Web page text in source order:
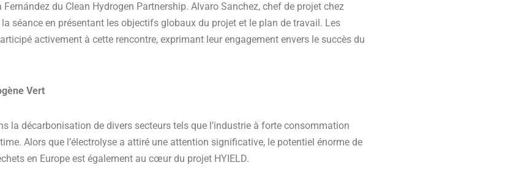
du Clean Hydrogen Partnership. Alvaro Sanchez, chef de projet chez
séance en présentant les objectifs globaux du projet et le plan de travail. Les
activement à cette rencontre, exprimant leur engagement envers le succès du
Vert
la décarbonisation de divers secteurs tels que l’industrie à forte consommation
Alors que l’électrolyse a attiré une attention significative, le potentiel énorme de
en Europe est également au cœur du projet HYIELD.